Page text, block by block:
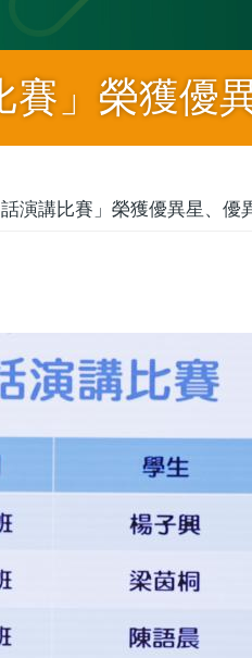
」榮獲優
演講比賽」榮獲優異星、優